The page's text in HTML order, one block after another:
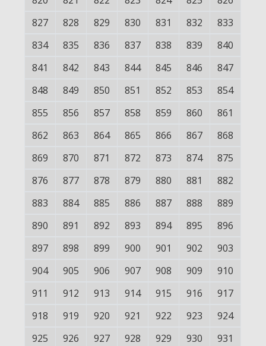
827
828 829 830 831 832
833
834
835 836 837 838 839
840
841
842 843 844 845 846
847
848
849 850 851 852 853
854
855
856 857 858 859 860
861
862
863 864 865 866 867
868
869
870 871 872 873 874
875
876
877 878 879 880 881
882
883
884 885 886 887 888
889
890
891 892 893 894 895
896
897
898 899 900 901 902
903
904
905 906 907 908 909
910
911
912 913 914 915 916
917
918
919 920 921 922 923
924
925
926 927 928 929 930
931